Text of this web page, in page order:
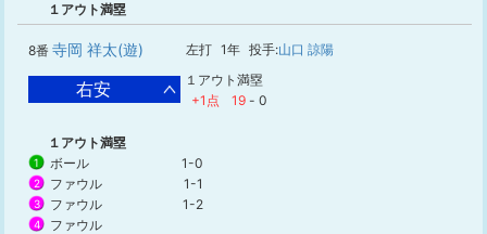
１アウト満塁
8番 寺岡 祥太(遊) 左打 1年 投手:山口 諒陽
右安
１アウト満塁
+1点
19 - 0
１アウト満塁
1 ボール 1-0
2 ファウル 1-1
3 ファウル 1-2
4 ファウル